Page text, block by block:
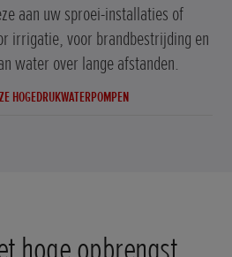
aan uw sproei-installaties of
irrigatie, voor brandbestrijding en
water over lange afstanden.
HOGEDRUKWATERPOMPEN